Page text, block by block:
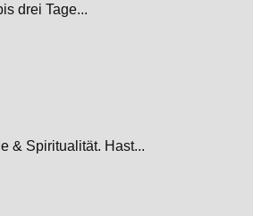
drei Tage...
& Spiritualität. Hast...